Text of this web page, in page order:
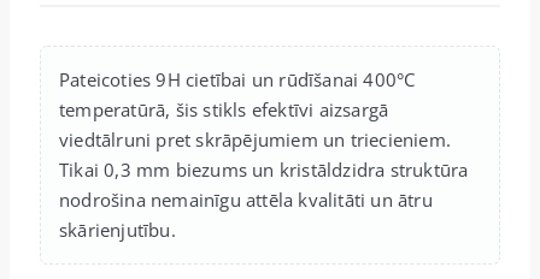
Pateicoties 9H cietībai un rūdīšanai 400°C
temperatūrā, šis stikls efektīvi aizsargā
viedtālruni pret skrāpējumiem un triecieniem.
Tikai 0,3 mm biezums un kristāldzidra struktūra
nodrošina nemainīgu attēla kvalitāti un ātru
skārienjutību.